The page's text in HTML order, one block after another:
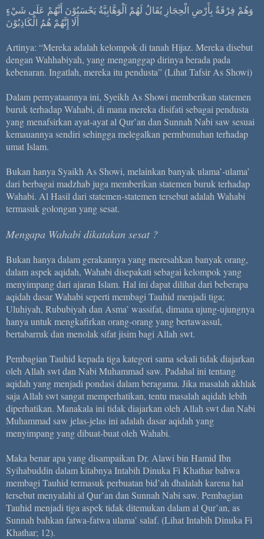
وَهُمْ فِرْقَةٌ بِأَرْضِ الْحِجَازِ يُقَالُ لَهُمْ اَلْوَهَّابِيَّةُ يَحْسَبُوْنَ أَنَّهُمْ عَلَى شَيْءٍ
أَلَا إِنَّهُمْ هُمُ الْكَاذِبُوْنَ
Artinya: “Mereka adalah kelompok di tanah Hijaz. Mereka disebut
dengan Wahhabiyah, yang menganggap dirinya berada pada
kebenaran. Ingatlah, mereka itu pendusta” (Lihat Tafsir As Showi)
Dalam pernyataannya ini, Syeikh As Showi memberikan statemen
buruk terhadap Wahabi, di mana mereka disifati sebagai pendusta
yang menafsirkan ayat-ayat al Qur’an dan Sunnah Nabi saw sesuai
kemauannya sendiri sehingga melegalkan permbunuhan terhadap
umat Islam.
Bukan hanya Syaikh As Showi, melainkan banyak ulama’-ulama’
dari berbagai madzhab juga memberikan statemen buruk terhadap
Wahabi. Al Hasil dari statemen-statemen tersebut adalah Wahabi
termasuk golongan yang sesat.
Mengapa Wahabi dikatakan sesat ?
Bukan hanya dalam gerakannya yang meresahkan banyak orang,
dalam aspek aqidah, Wahabi disepakati sebagai kelompok yang
menyimpang dari ajaran Islam. Hal ini dapat dilihat dari beberapa
aqidah dasar Wahabi seperti membagi Tauhid menjadi tiga;
Uluhiyah, Rububiyah dan Asma’ wassifat, dimana ujung-ujungnya
hanya untuk mengkafirkan orang-orang yang bertawassul,
bertabarruk dan menolak sifat jisim bagi Allah swt.
Pembagian Tauhid kepada tiga kategori sama sekali tidak diajarkan
oleh Allah swt dan Nabi Muhammad saw. Padahal ini tentang
aqidah yang menjadi pondasi dalam beragama. Jika masalah akhlak
saja Allah swt sangat memperhatikan, tentu masalah aqidah lebih
diperhatikan. Manakala ini tidak diajarkan oleh Allah swt dan Nabi
Muhammad saw jelas-jelas ini adalah dasar aqidah yang
menyimpang yang dibuat-buat oleh Wahabi.
Maka benar apa yang disampaikan Dr. Alawi bin Hamid Ibn
Syihabuddin dalam kitabnya Intabih Dinuka Fi Khathar bahwa
membagi Tauhid termasuk perbuatan bid’ah dhalalah karena hal
tersebut menyalahi al Qur’an dan Sunnah Nabi saw. Pembagian
Tauhid menjadi tiga aspek tidak ditemukan dalam al Qur’an, as
Sunnah bahkan fatwa-fatwa ulama’ salaf. (Lihat Intabih Dinuka Fi
Khathar; 12).